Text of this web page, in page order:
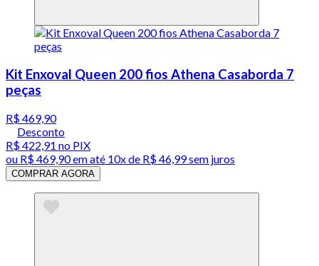
Kit Enxoval Queen 200 fios Athena Casaborda 7
peças
R$ 469,90
Desconto
R$ 422,91 no PIX
ou R$ 469,90em até 10x de R$ 46,99 sem juros
COMPRAR AGORA